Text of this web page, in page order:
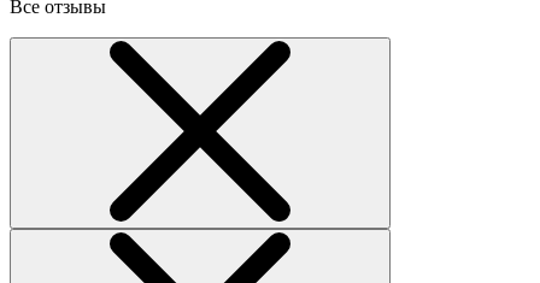
Все отзывы